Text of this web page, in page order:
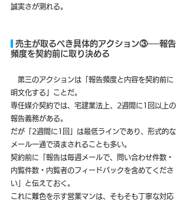
誠実さが測れる。
売主が取るべき具体的アクション③──報告
頻度を契約前に取り決める
第三のアクションは「報告頻度と内容を契約前に
明文化する」ことだ。
専任媒介契約では、宅建業法上、2週間に1回以上の
報告義務がある。
だが「2週間に1回」は最低ラインであり、形式的な
メール一通で済まされることも多い。
契約前に「報告は毎週メールで、問い合わせ件数・
内覧件数・内覧者のフィードバックを含めてくださ
い」と伝えておく。
これに難色を示す営業マンは、そもそも丁寧な対応